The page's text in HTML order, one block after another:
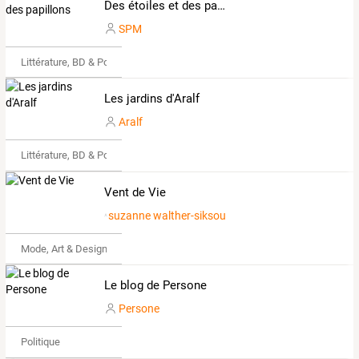
Des étoiles et des papillons
SPM
Littérature, BD & Poésie
Les jardins d'Aralf
Aralf
Littérature, BD & Poésie
Vent de Vie
suzanne walther-siksou
Mode, Art & Design
Le blog de Persone
Persone
Politique